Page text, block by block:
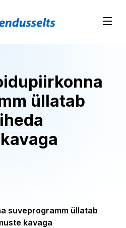
üllatab
suveprogramm üllatab
kavaga